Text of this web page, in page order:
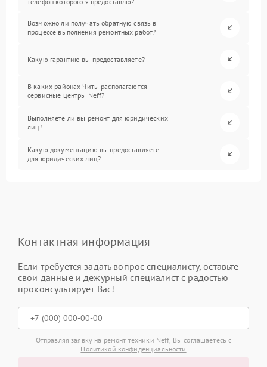
Возможно ли получать обратную связь в
процессе выполнения ремонтных работ?
Какую гарантию вы предоставляете?
В каких районах Читы располагаются
сервисные центры Neff?
Выполняете ли вы ремонт для юридических
лиц?
Какую документацию вы предоставляете
для юридических лиц?
Контактная информация
Если требуется задать вопрос специалисту, оставьте
свои данные и дежурный специалист с радостью
проконсультирует Вас!
Отправляя заявку на ремонт техники Neff, Вы соглашаетесь с
Политикой конфиденциальности